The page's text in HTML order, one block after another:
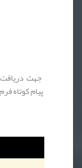
جهت دریافت
پیام کوتاه